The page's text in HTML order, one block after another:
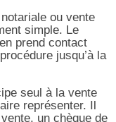
ou vente
simple. Le
prend contact
jusqu’à la
seul à la vente
représenter. Il
un chèque de